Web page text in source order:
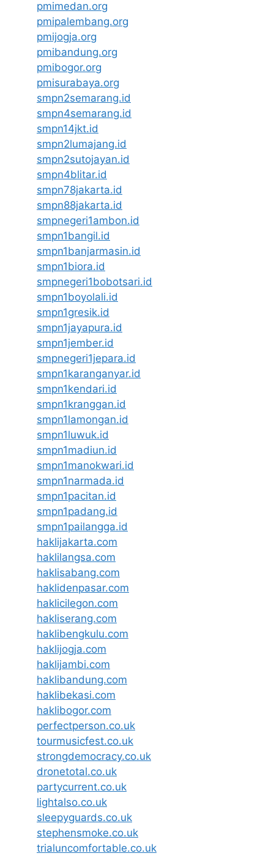
pmimedan.org
pmipalembang.org
pmijogja.org
pmibandung.org
pmibogor.org
pmisurabaya.org
smpn2semarang.id
smpn4semarang.id
smpn14jkt.id
smpn2lumajang.id
smpn2sutojayan.id
smpn4blitar.id
smpn78jakarta.id
smpn88jakarta.id
smpnegeri1ambon.id
smpn1bangil.id
smpn1banjarmasin.id
smpn1biora.id
smpnegeri1bobotsari.id
smpn1boyolali.id
smpn1gresik.id
smpn1jayapura.id
smpn1jember.id
smpnegeri1jepara.id
smpn1karanganyar.id
smpn1kendari.id
smpn1kranggan.id
smpn1lamongan.id
smpn1luwuk.id
smpn1madiun.id
smpn1manokwari.id
smpn1narmada.id
smpn1pacitan.id
smpn1padang.id
smpn1pailangga.id
haklijakarta.com
haklilangsa.com
haklisabang.com
haklidenpasar.com
haklicilegon.com
hakliserang.com
haklibengkulu.com
haklijogja.com
haklijambi.com
haklibandung.com
haklibekasi.com
haklibogor.com
perfectperson.co.uk
tourmusicfest.co.uk
strongdemocracy.co.uk
dronetotal.co.uk
partycurrent.co.uk
lightalso.co.uk
sleepyguards.co.uk
stephensmoke.co.uk
trialuncomfortable.co.uk